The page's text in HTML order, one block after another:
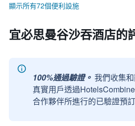
顯示所有72個便利設施
宜必思曼谷沙吞酒店的
100%通過驗證。 我們收集
真實用戶透過
合作夥伴所進行的已驗證預